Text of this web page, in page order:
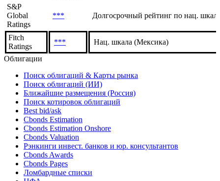
S&P
Global
Ratings
*** Долгосрочный рейтинг по нац.
Fitch
Ratings
***
Нац. шкала (Мексика)
Облигации
Поиск облигаций & Карты рынка
Поиск облигаций (ИИ)
Ближайшие размещения (Россия)
Поиск котировок облигаций
Best bid/ask
Cbonds Estimation
Cbonds Estimation Onshore
Cbonds Valuation
Рэнкинги инвест. банков и юр. консультантов
Cbonds Awards
Cbonds Pages
Ломбардные списки